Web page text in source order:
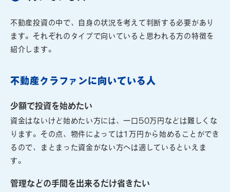
不動産投資の中で、自身の状況を考えて判断する必要があり
ます。それぞれのタイプで向いていると思われる方の特徴を
紹介します。
不動産クラファンに向いている人
少額で投資を始めたい
資金はないけど始めたい方には、一口50万円などは難しくな
ります。その点、物件によっては1万円から始めることができ
るので、まとまった資金がない方へは適しているといえま
す。
管理などの手間を出来るだけ省きたい